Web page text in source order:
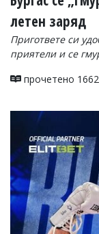
летен заряд
Пригответе си
приятели и се
прочетено